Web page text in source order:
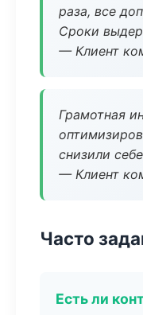
раза, все
Сроки
— Клиент
Грамотная
снизили
— Клиент
Часто
Есть ли